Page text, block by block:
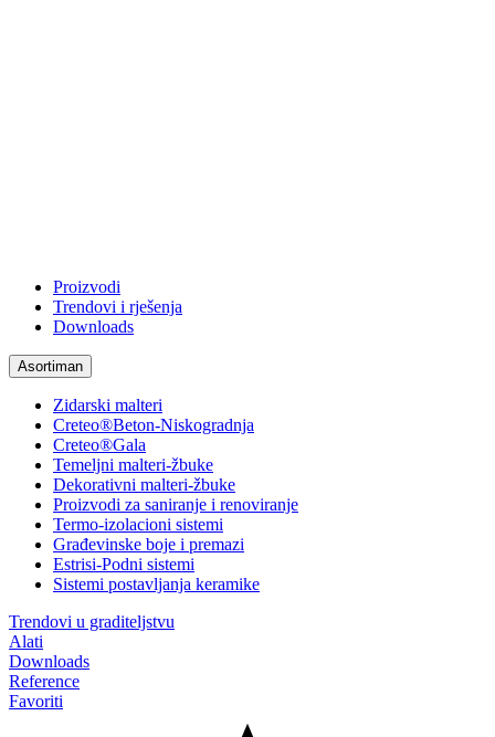
Proizvodi
Trendovi i rješenja
Downloads
Asortiman
Zidarski malteri
Creteo®Beton-Niskogradnja
Creteo®Gala
Temeljni malteri-žbuke
Dekorativni malteri-žbuke
Proizvodi za saniranje i renoviranje
Termo-izolacioni sistemi
Građevinske boje i premazi
Estrisi-Podni sistemi
Sistemi postavljanja keramike
Trendovi u graditeljstvu
Alati
Downloads
Reference
Favoriti